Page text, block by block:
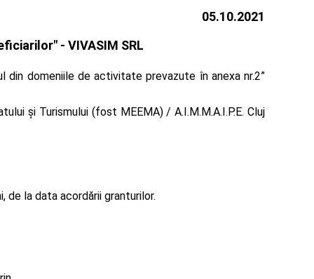
05.10.2021
- VIVASIM SRL
domeniile de activitate prevazute în anexa nr.2”
și Turismului (fost MEEMA) / A.I.M.M.A.I.P.E. Cluj
de la data acordării granturilor.